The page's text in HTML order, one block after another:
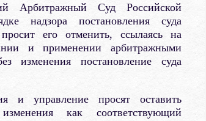
Арбитражный Суд Российской
надзора постановления суда
его отменить, ссылаясь на
и применении арбитражными
изменения постановление суда
и управление просят оставить
как соответствующий